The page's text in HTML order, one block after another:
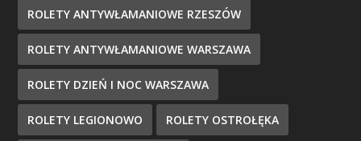
ROLETY ANTYWŁAMANIOWE RZESZÓW
ROLETY ANTYWŁAMANIOWE WARSZAWA
ROLETY DZIEŃ I NOC WARSZAWA
ROLETY LEGIONOWO ROLETY OSTROŁĘKA